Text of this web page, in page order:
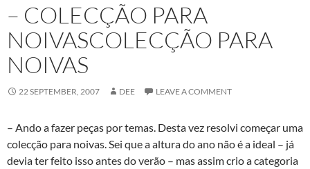
– COLECÇÃO PARA
NOIVASCOLECÇÃO PARA
NOIVAS
22 SEPTEMBER, 2007 DEE LEAVE A COMMENT
– Ando a fazer peças por temas. Desta vez resolvi começar uma
colecção para noivas. Sei que a altura do ano não é a ideal – já
devia ter feito isso antes do verão – mas assim crio a categoria